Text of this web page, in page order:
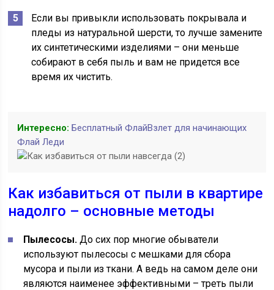
Если вы привыкли использовать покрывала и
пледы из натуральной шерсти, то лучше замените
их синтетическими изделиями – они меньше
собирают в себя пыль и вам не придется все
время их чистить.
Интересно: Бесплатный ФлайВзлет для начинающих
Флай Леди
Как избавиться от пыли в квартире
надолго – основные методы
Пылесосы. До сих пор многие обыватели
используют пылесосы с мешками для сбора
мусора и пыли из ткани. А ведь на самом деле они
являются наименее эффективными – треть пыли